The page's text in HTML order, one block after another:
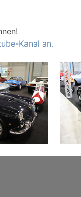
Kanal an.